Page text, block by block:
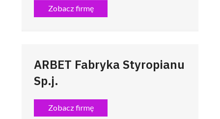
Zobacz firmę
ARBET Fabryka Styropianu
Sp.j.
Zobacz firmę